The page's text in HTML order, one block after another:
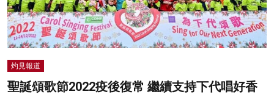
灼見報道
聖誕頌歌節2022疫後復常 繼續支持下代唱好香